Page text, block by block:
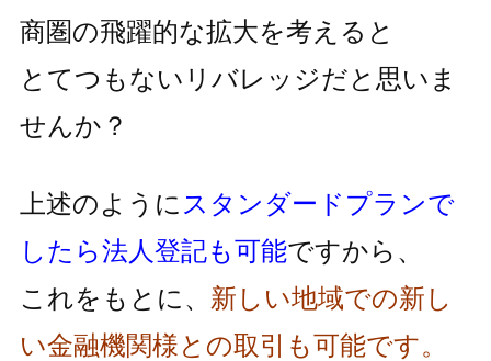
商圏の飛躍的な拡大を考えると
とてつもないリバレッジだと思いま
せんか？
上述のように スタンダードプランで
したら法人登記も可能ですから、
これをもとに、 新しい地域での新し
い金融機関様との取引も可能です。